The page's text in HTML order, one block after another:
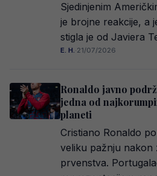
Sjedinjenim
je brojne reakcije, a
stigla je od Javiera
E. H.·21/07/2026
Ronaldo javno
jedna od
planeti
Cristiano Ronaldo
veliku pažnju nakon
prvenstva.